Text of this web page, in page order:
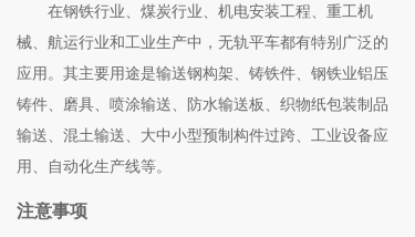
在钢铁行业、煤炭行业、机电安装工程、重工机
械、航运行业和工业生产中，无轨平车都有特别广泛的
应用。其主要用途是输送钢构架、铸铁件、钢铁业铝压
铸件、磨具、喷涂输送、防水输送板、织物纸包装制品
输送、混土输送、大中小型预制构件过跨、工业设备应
用、自动化生产线等。
注意事项